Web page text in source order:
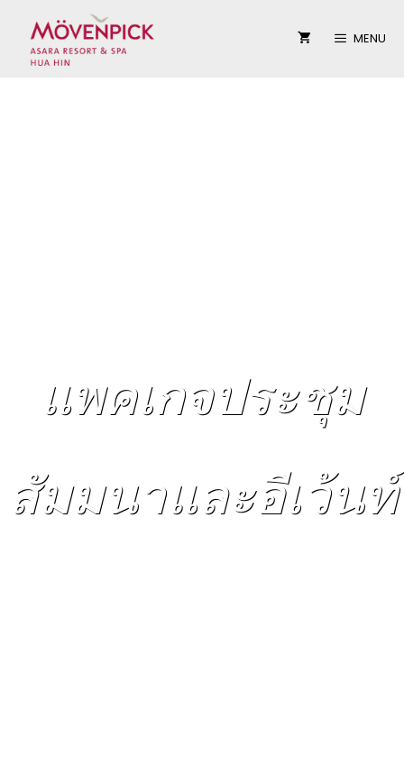
MENU
แพคเกจประชุม
สัมมนาและอีเว้นท์